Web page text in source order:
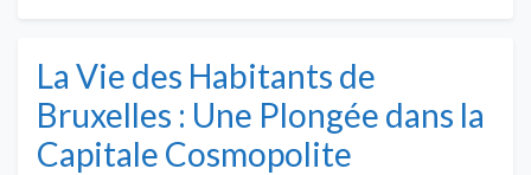
La Vie des Habitants de
Bruxelles : Une Plongée dans la
Capitale Cosmopolite